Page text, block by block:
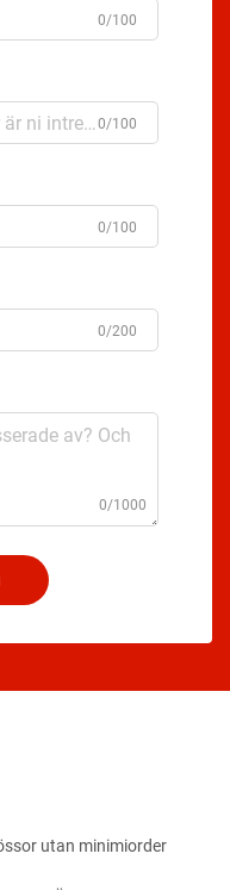
0/100
0/100
0/100
0/200
0/1000
utan minimiorder